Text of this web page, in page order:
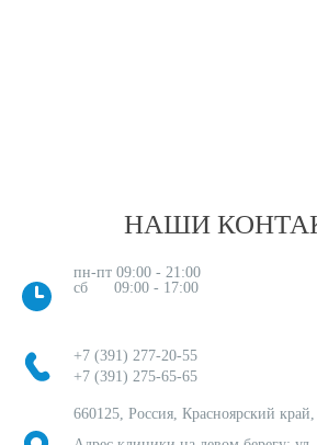
НАШИ
пн-пт 09:00 - 21:00
сб 09:00 - 17:00
+7 (391) 277-20-55
+7 (391) 275-65-65
660125, Россия, Красноярский край,